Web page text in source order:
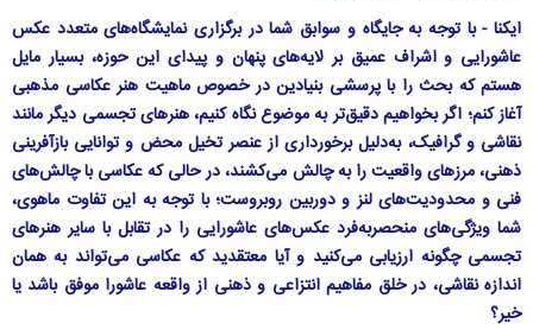
ایکنا - با توجه به جایگاه و سوابق شما در برگزاری نمایشگاه‌های متعدد عکس
عاشورایی و اشراف عمیق بر لایه‌های پنهان و پیدای این حوزه، بسیار مایل
هستم که بحث را با پرسشی بنیادین در خصوص ماهیت هنر عکاسی مذهبی
آغاز کنم؛ اگر بخواهیم دقیق‌تر به موضوع نگاه کنیم، هنرهای تجسمی دیگر مانند
نقاشی و گرافیک، به‌دلیل برخورداری از عنصر تخیل محض و توانایی بازآفرینی
ذهنی، مرزهای واقعیت را به چالش می‌کشند، در حالی که عکاسی با چالش‌های
فنی و محدودیت‌های لنز و دوربین روبروست؛ با توجه به این تفاوت ماهوی،
شما ویژگی‌های منحصر‌به‌فرد عکس‌های عاشورایی را در تقابل با سایر هنرهای
تجسمی چگونه ارزیابی می‌کنید و آیا معتقدید که عکاسی می‌تواند به همان
اندازه نقاشی، در خلق مفاهیم انتزاعی و ذهنی از واقعه عاشورا موفق باشد یا
خیر؟